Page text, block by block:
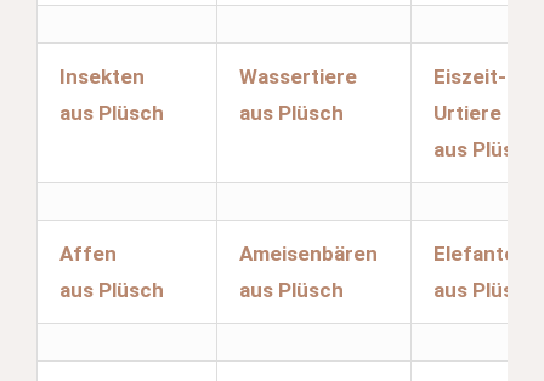
Insekten
aus Plüsch
Wassertiere
aus Plüsch
Eiszeit- &
Urtiere
aus Plüsch
Affen
aus Plüsch
Ameisenbären
aus Plüsch
Elefanten
aus Plüsch